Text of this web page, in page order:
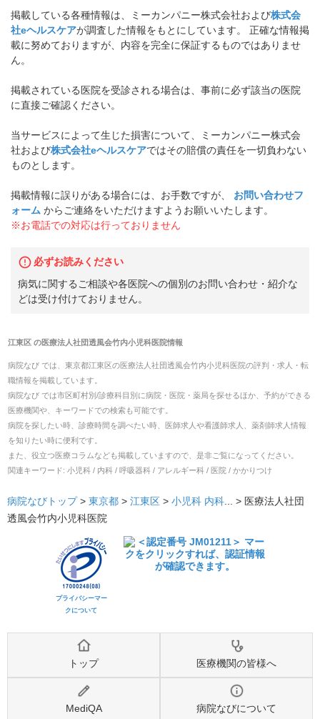
掲載している各種情報は、ミーカンパニー株式会社および株式会
社eヘルスケアが調査した情報をもとにしています。 正確な情報掲
載に努めておりますが、内容を完全に保証するものではありませ
ん。
掲載されている医院を受診される場合は、事前に必ず該当の医院
に直接ご確認ください。
当サービスによって生じた損害について、ミーカンパニー株式会
社および株式会社eヘルスケアではその賠償の責任を一切負わない
ものとします。
掲載情報に誤りがある場合には、お手数ですが、
お問い合わせフ
ォーム からご連絡をいただけますようお願いいたします。
※お電話での対応は行っておりません
必ずお読みください
病気に関するご相談や各医院への個別のお問い合わせ・紹介な
どは受け付けておりません。
江東区 の医療法人社団透風会竹内小児科医院情報
病院なび では、 東京都江東区の医療法人社団透風会竹内小児科医院の評判・求人・転
職情報を掲載しています。
病院なび では市区町村別/診療科目別に病院・医院・薬局を探せるほか、予約ができる
医療機関や、キーワードでの検索も可能です。
病院を探したい時、診療時間を調べたい時、医師求人や看護師求人、薬剤師求人情報
を知りたい時に便利です。
また、役立つ医療コラムなども掲載していますので、是非ご覧になってください。
関連キーワード: 小児科 / 内科 / 呼吸器科 / アレルギー科 / 医院 / かかりつけ
病院なびトップ > 東京都 > 江東区 > 小児科 内科 ... > 医療法人社団
透風会竹内小児科医院
プライバシーマー
クについて
トップ 医療機関の皆様へ
MediQA 病院なびについて